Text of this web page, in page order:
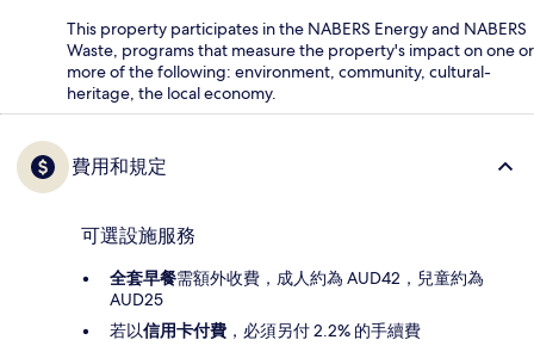
This property participates in the NABERS Energy and NABERS
Waste, programs that measure the property's impact on one or
more of the following: environment, community, cultural-
heritage, the local economy.
費用和規定
可選設施服務
全套早餐需額外收費，成人約為 AUD42，兒童約為
AUD25
若以信用卡付費 ，必須另付 2.2% 的手續費